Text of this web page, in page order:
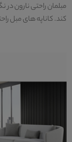
مبلمان راحتی نارون
کند. کاناپه های مبل